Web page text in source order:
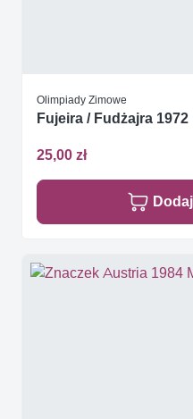
Olimpiady Zimowe
Fujeira / Fudżajra
25,00 zł